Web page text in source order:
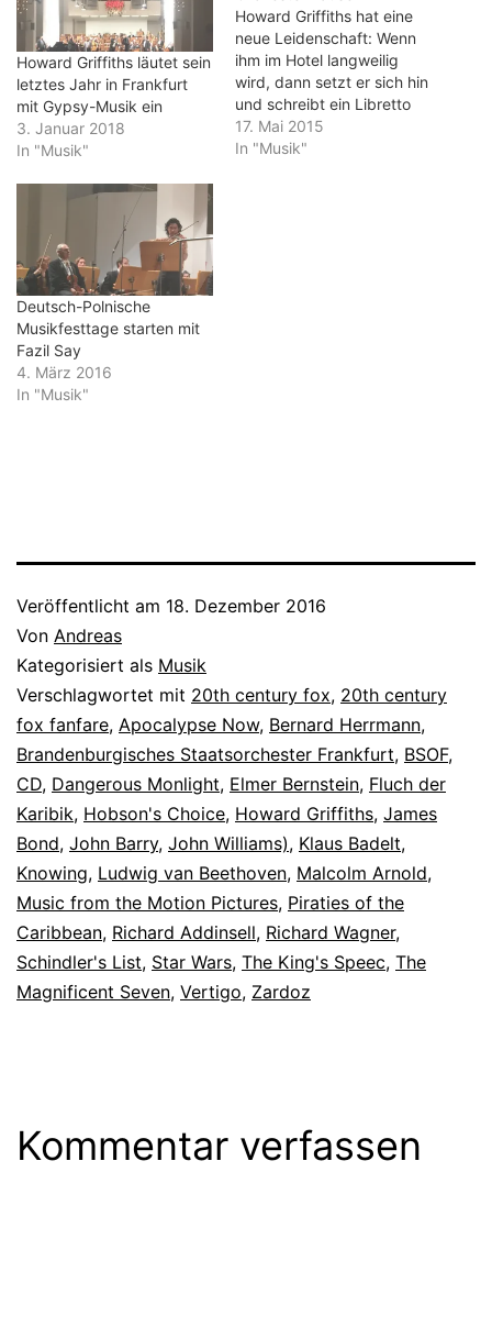
Howard Griffiths läutet sein
letztes Jahr in Frankfurt
mit Gypsy-Musik ein
3. Januar 2018
In "Musik"
Howard Griffiths hat eine
neue Leidenschaft: Wenn
ihm im Hotel langweilig
wird, dann setzt er sich hin
und schreibt ein Libretto
für Kinder. Nach "Die Hexe
und der Maestro" sind es
17. Mai 2015
In "Musik"
Deutsch-Polnische
Musikfesttage starten mit
Fazil Say
4. März 2016
In "Musik"
Veröffentlicht am 18. Dezember 2016
Von Andreas
Kategorisiert als Musik
Verschlagwortet mit 20th century fox, 20th century
fox fanfare, Apocalypse Now, Bernard Herrmann,
Brandenburgisches Staatsorchester Frankfurt, BSOF,
CD, Dangerous Monlight, Elmer Bernstein, Fluch der
Karibik, Hobson's Choice, Howard Griffiths, James
Bond, John Barry, John Williams), Klaus Badelt,
Knowing, Ludwig van Beethoven, Malcolm Arnold,
Music from the Motion Pictures, Piraties of the
Caribbean, Richard Addinsell, Richard Wagner,
Schindler's List, Star Wars, The King's Speec, The
Magnificent Seven, Vertigo, Zardoz
Kommentar verfassen